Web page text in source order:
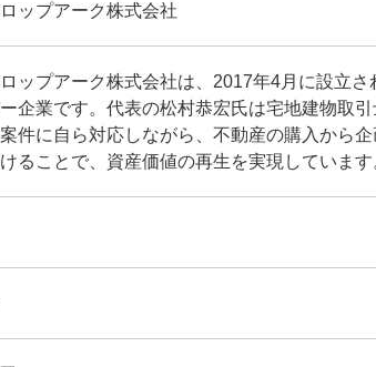
ップアーク株式会社
ップアーク株式会社は、2017年4月に設立
企業です。代表の松村恭宏氏は宅地建物取
件に自ら対応しながら、不動産の購入から
ることで、資産価値の再生を実現しています